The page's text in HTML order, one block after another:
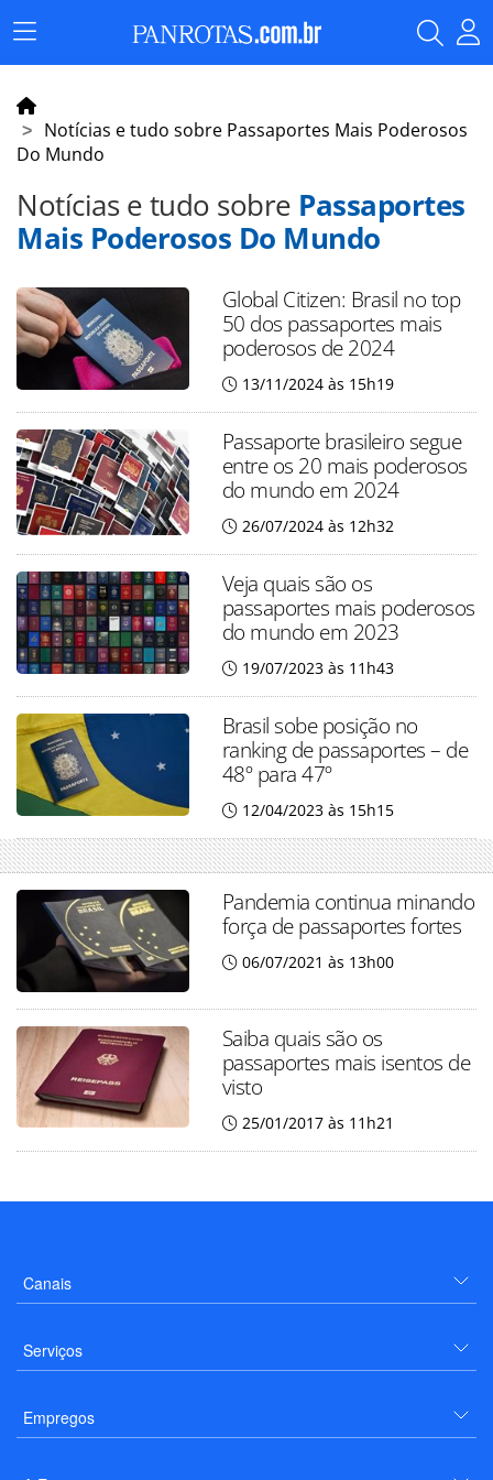
Menu
Principal
Notícias e tudo sobre Passaportes Mais Poderosos
Do Mundo
Notícias e tudo sobre Passaportes
Mais Poderosos Do Mundo
Global Citizen: Brasil no top
50 dos passaportes mais
poderosos de 2024
13/11/2024 às 15h19
Passaporte brasileiro segue
entre os 20 mais poderosos
do mundo em 2024
26/07/2024 às 12h32
Veja quais são os
passaportes mais poderosos
do mundo em 2023
19/07/2023 às 11h43
Brasil sobe posição no
ranking de passaportes – de
48º para 47º
12/04/2023 às 15h15
Pandemia continua minando
força de passaportes fortes
06/07/2021 às 13h00
Saiba quais são os
passaportes mais isentos de
visto
25/01/2017 às 11h21
Canais
Serviços
Empregos